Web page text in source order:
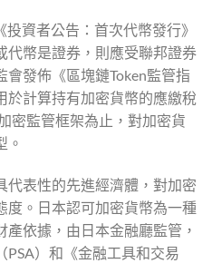
資者公告：首次代幣發行》
代幣是證券，則應受聯邦證券
發佈《區塊鏈Token監管指
於計算持有加密貨幣的應繳稅
密監管框架為止，對加密貨
。
代表性的先進經濟體，對加密
度。日本認可加密貨幣為一種
依據，由日本金融廳監管，
）和《金融工具和交易